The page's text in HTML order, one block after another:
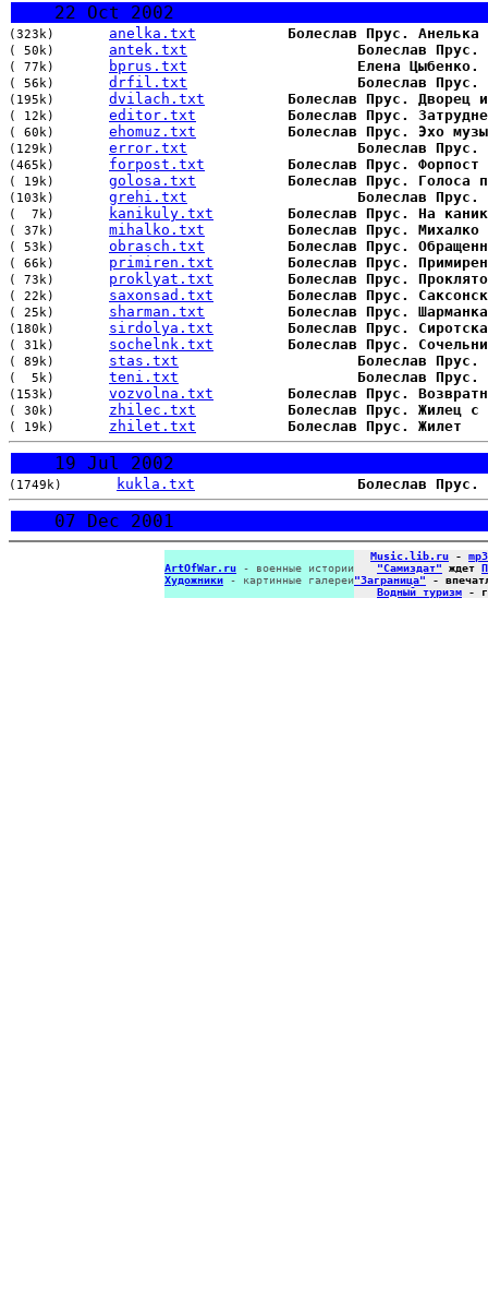
22 Oct 2002
(323k) anelka.txt Болеслав Прус. Анелька
( 50k) antek.txt Болеслав Прус.
( 77k) bprus.txt Eлена Цыбенко.
( 56k) drfil.txt Болеслав Прус.
(195k) dvilach.txt Болеслав Прус. Дворец
( 12k) editor.txt Болеслав Прус.
( 60k) ehomuz.txt Болеслав Прус. Эхо
(129k) error.txt Болеслав Прус.
(465k) forpost.txt Болеслав Прус. Форпост
( 19k) golosa.txt Болеслав Прус. Голоса
(103k) grehi.txt Болеслав Прус.
(  7k) kanikuly.txt Болеслав Прус. На
( 37k) mihalko.txt Болеслав Прус. Михалко
( 53k) obrasch.txt Болеслав Прус.
( 66k) primiren.txt Болеслав Прус.
( 73k) proklyat.txt Болеслав Прус.
( 22k) saxonsad.txt Болеслав Прус.
( 25k) sharman.txt Болеслав Прус. Шарманка
(180k) sirdolya.txt Болеслав Прус.
( 31k) sochelnk.txt Болеслав Прус.
( 89k) stas.txt Болеслав Прус.
(  5k) teni.txt Болеслав Прус.
(153k) vozvolna.txt Болеслав Прус.
( 30k) zhilec.txt Болеслав Прус. Жилец с
( 19k) zhilet.txt Болеслав Прус. Жилет
19 Jul 2002
(1749k) kukla.txt Болеслав Прус.
07 Dec 2001
ArtOfWar.ru - военные истории
Художники - картинные галереи
Music.lib.ru - mp3
"Самиздат" ждет
"Заграница" -
Водный туризм -